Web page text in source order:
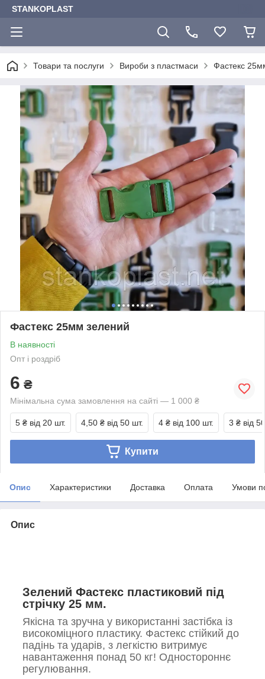
STANKOPLAST
Товари та послуги Вироби з пластмаси Фастекс
Фастекс 25мм зелений
В наявності
Опт і роздріб
6 ₴
Мінімальна сума замовлення на сайті — 1 000 ₴
5 ₴ від 20 шт. 4,50 ₴ від 50 шт. 4 ₴ від 100 шт. 3 ₴ від
Купити
Опис Характеристики Доставка Оплата Умови
Опис
Зелений Фастекс пластиковий під
стрічку 25 мм.
Якісна та зручна у використанні застібка із
високоміцного пластику. Фастекс стійкий до
падінь та ударів, з легкістю витримує
навантаження понад 50 кг! Одностороннє
регулювання.